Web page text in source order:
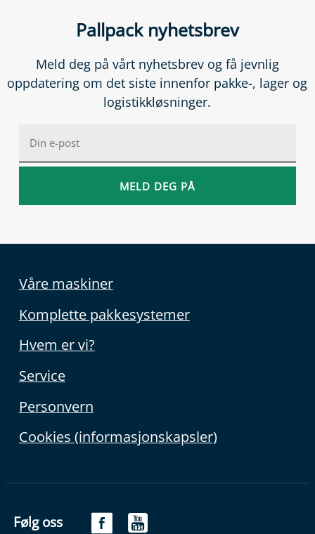
Pallpack nyhetsbrev
Meld deg på vårt nyhetsbrev og få jevnlig
oppdatering om det siste innenfor pakke-, lager og
logistikkløsninger.
Våre maskiner
Komplette pakkesystemer
Hvem er vi?
Service
Personvern
Cookies (informasjonskapsler)
Følg oss